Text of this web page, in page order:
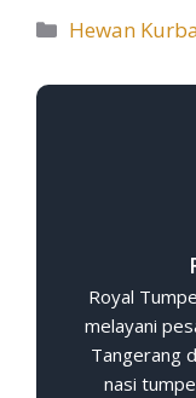
Hewan
Royal
melayani
Tangerang
nasi